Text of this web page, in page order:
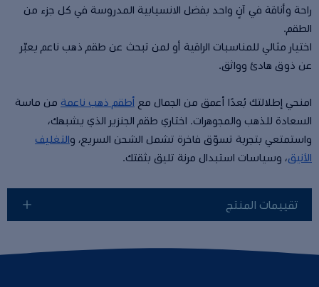
راحة وأناقة في آنٍ واحد بفضل الانسيابية المدروسة في كل جزء من
الطقم.
اختيار مثالي للمناسبات الراقية أو لمن تبحث عن طقم ذهب ناعم يعبّر
عن ذوق هادئ وواثق.
امنحي إطلالتك بُعدًا أعمق من الجمال مع أطقم ذهب ناعمة من ماسة
السعادة للذهب والمجوهرات. اختاري طقم الجنزير الذي يشبهك،
واستمتعي بتجربة تسوّق فاخرة تشمل الشحن السريع، والتغليف
الأنيق، وسياسات استبدال مرنة تليق بثقتك.
تقييمات المنتج